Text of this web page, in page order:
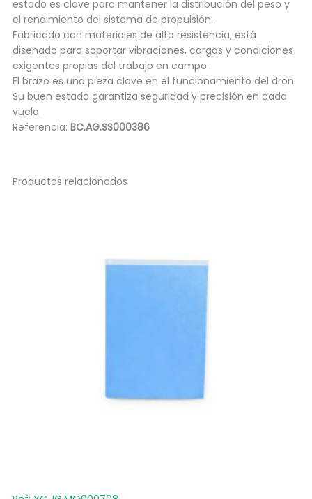
estado es clave para mantener la distribución del peso y
el rendimiento del sistema de propulsión.
Fabricado con materiales de alta resistencia, está
diseñado para soportar vibraciones, cargas y condiciones
exigentes propias del trabajo en campo.
El brazo es una pieza clave en el funcionamiento del dron.
Su buen estado garantiza seguridad y precisión en cada
vuelo.
Referencia: BC.AG.SS000386
Productos relacionados